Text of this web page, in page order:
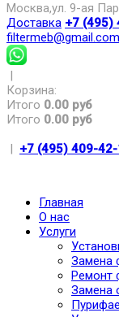
Москва,ул. 9-ая
Доставка +7 (495)
filtermeb@gmail.com
|
Корзина:
Итого 0.00 руб
Итого 0.00 руб
| +7 (495) 409-
Главная
О нас
Услуги
Замена
Ремонт
Замена